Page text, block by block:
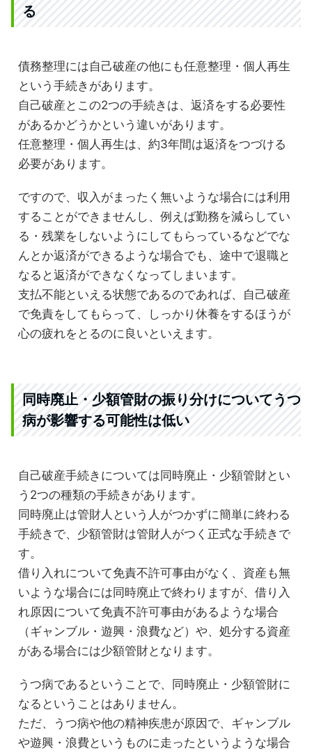
る
債務整理には自己破産の他にも任意整理・個人再生
という手続きがあります。
自己破産とこの2つの手続きは、返済をする必要性
があるかどうかという違いがあります。
任意整理・個人再生は、約3年間は返済をつづける
必要があります。
ですので、収入がまったく無いような場合には利用
することができませんし、例えば勤務を減らしてい
る・残業をしないようにしてもらっているなどでな
んとか返済ができるような場合でも、途中で退職と
なると返済ができなくなってしまいます。
支払不能といえる状態であるのであれば、自己破産
で免責をしてもらって、しっかり休養をするほうが
心の疲れをとるのに良いといえます。
同時廃止・少額管財の振り分けについてうつ
病が影響する可能性は低い
自己破産手続きについては同時廃止・少額管財とい
う2つの種類の手続きがあります。
同時廃止は管財人という人がつかずに簡単に終わる
手続きで、少額管財は管財人がつく正式な手続きで
す。
借り入れについて免責不許可事由がなく、資産も無
いような場合には同時廃止で終わりますが、借り入
れ原因について免責不許可事由があるような場合
（ギャンブル・遊興・浪費など）や、処分する資産
がある場合には少額管財となります。
うつ病であるということで、同時廃止・少額管財に
なるということはありません。
ただ、うつ病や他の精神疾患が原因で、ギャンブル
や遊興・浪費というものに走ったというような場合